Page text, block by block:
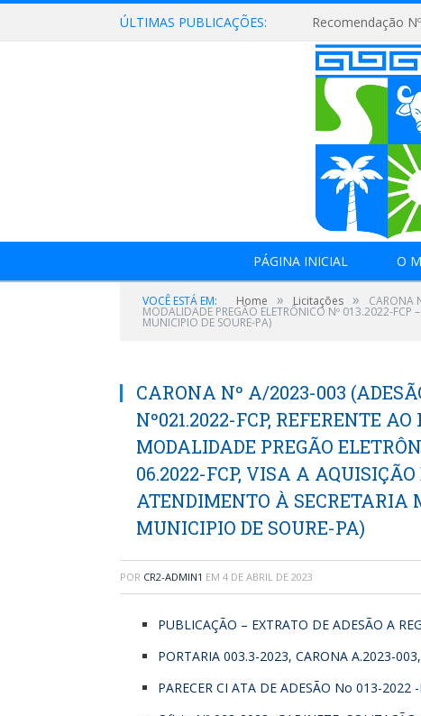
ÚLTIMAS PUBLICAÇÕES: Recomendação
PÁGINA INICIAL O
VOCÊ ESTÁ EM: Home » Licitações » CARONA
MODALIDADE PREGÃO ELETRÔNICO Nº 013.2022-FCP
MUNICIPIO DE SOURE-PA)
CARONA Nº A/2023-003
Nº021.2022-FCP, REFERENTE
MODALIDADE PREGÃO
06.2022-FCP, VISA A
ATENDIMENTO À SECRETARIA
MUNICIPIO DE SOURE-PA)
POR CR2-ADMIN1 EM 4 DE ABRIL DE 2023
PUBLICAÇÃO – EXTRATO DE ADESÃO A
PORTARIA 003.3-2023, CARONA A.2023-
PARECER CI ATA DE ADESÃO No 013-2022 -